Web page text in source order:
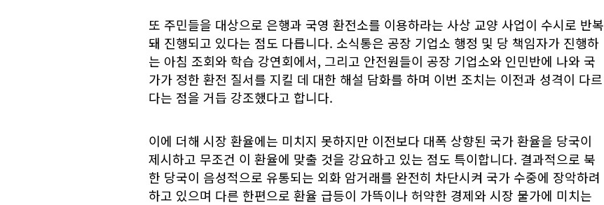
또 주민들을 대상으로 은행과 국영 환전소를 이용하라는 사상 교양 사업이 수시로 반복
돼 진행되고 있다는 점도 다릅니다. 소식통은 공장 기업소 행정 및 당 책임자가 진행하
는 아침 조회와 학습 강연회에서, 그리고 안전원들이 공장 기업소와 인민반에 나와 국
가가 정한 환전 질서를 지킬 데 대한 해설 담화를 하며 이번 조치는 이전과 성격이 다르
다는 점을 거듭 강조했다고 합니다.
이에 더해 시장 환율에는 미치지 못하지만 이전보다 대폭 상향된 국가 환율을 당국이
제시하고 무조건 이 환율에 맞출 것을 강요하고 있는 점도 특이합니다. 결과적으로 북
한 당국이 음성적으로 유통되는 외화 암거래를 완전히 차단시켜 국가 수중에 장악하려
하고 있으며 다른 한편으로 환율 급등이 가뜩이나 허약한 경제와 시장 물가에 미치는